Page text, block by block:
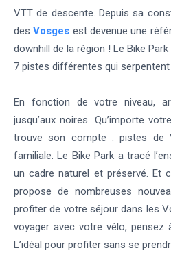
VTT de descente. Depuis sa
desVosges est devenue une
downhill de la région ! Le Bike
7 pistes différentes qui serpentent
En fonction de votre niveau,
jusqu’aux noires. Qu’importe
trouve son compte : pistes de
familiale. Le Bike Park a tracé
un cadre naturel et préservé. Et
propose de nombreuses
profiter de votre séjour dans les
voyager avec votre vélo, pensez
L’idéal pour profiter sans se